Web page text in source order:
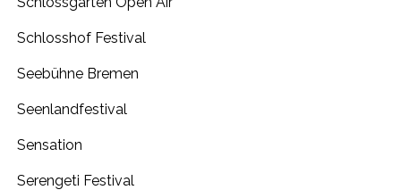
Schlosshof Festival
Seebühne Bremen
Seenlandfestival
Sensation
Serengeti Festival